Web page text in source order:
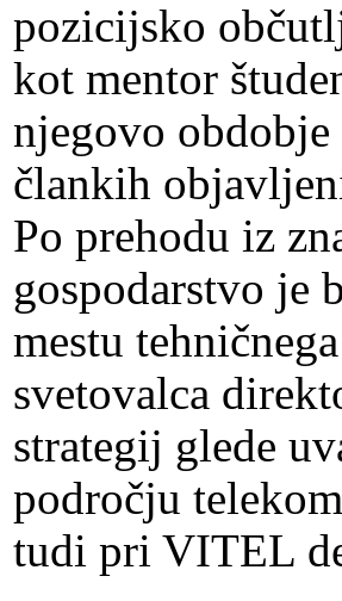
pozicijsko
kot mentor
njegovo
člankih
Po prehodu iz
gospodarstvo je
mestu
svetovalca
strategij glede
področju
tudi pri VITEL